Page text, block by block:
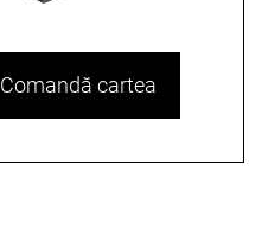
Comandă cartea